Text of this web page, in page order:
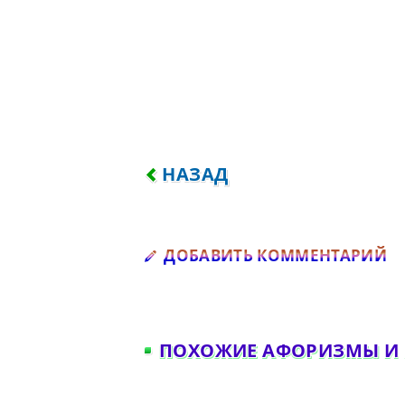
ПРЕДЫДУЩИЙ: БУДЬ
НАЗАД
ДОБАВИТЬ КОММЕНТАРИЙ
ПОХОЖИЕ АФОРИЗМЫ И